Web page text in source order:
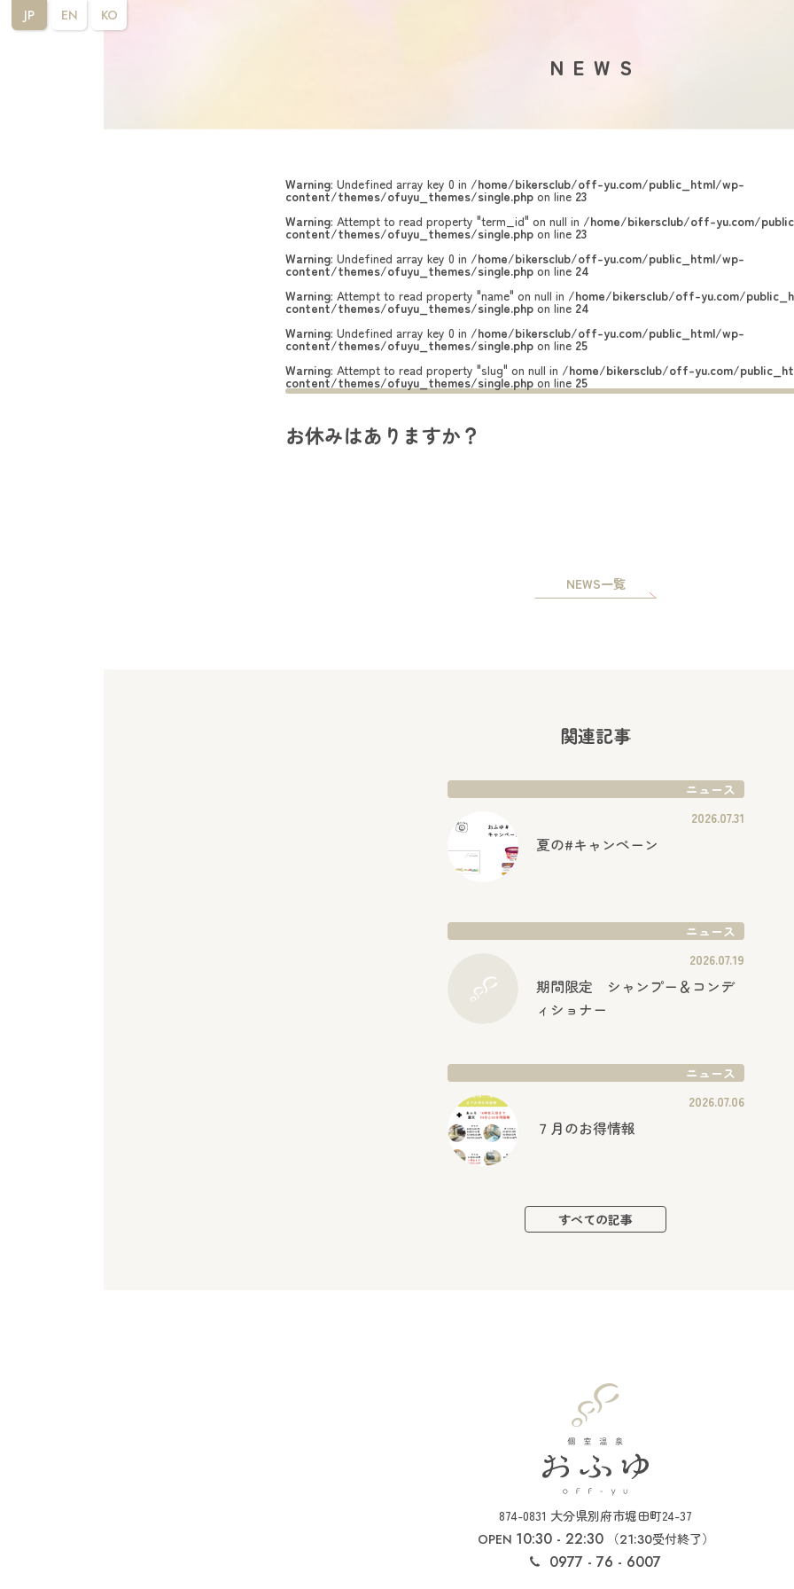
NEWS
Warning: Undefined array key 0 in /home/bikersclub/off-yu.com/public_html/wp-
content/themes/ofuyu_themes/single.php on line 23
Warning: Attempt to read property "term_id" on null in /home/bikersclub/off-yu.com/
content/themes/ofuyu_themes/single.php on line 23
Warning: Undefined array key 0 in /home/bikersclub/off-yu.com/public_html/wp-
content/themes/ofuyu_themes/single.php on line 24
Warning: Attempt to read property "name" on null in /home/bikersclub/off-yu.com/
content/themes/ofuyu_themes/single.php on line 24
Warning: Undefined array key 0 in /home/bikersclub/off-yu.com/public_html/wp-
content/themes/ofuyu_themes/single.php on line 25
Warning: Attempt to read property "slug" on null in /home/bikersclub/off-yu.com/
content/themes/ofuyu_themes/single.php on line 25
お休みはありますか？
NEWS一覧
関連記事
ニュース
2026.07.31
夏の#キャンペーン
ニュース
2026.07.19
期間限定 シャンプー＆コンデ
ィショナー
ニュース
2026.07.06
７月のお得情報
すべての記事
874-0831 大分県別府市堀田町24-37
OPEN 10:30 - 22:30 （21:30受付終了）
0977 - 76 - 6007
JP EN KO